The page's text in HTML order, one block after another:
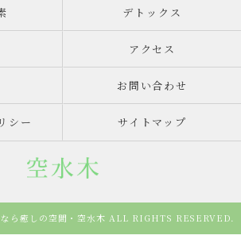
デトックス
アクセス
お問い合わせ
シー サイトマップ
ら癒しの空間・空水木 ALL RIGHTS RESERVED.